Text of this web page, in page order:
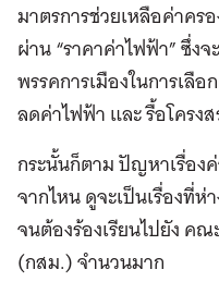
มาตรการช่วยเหลือค่าคร
ผ่าน “ราคาค่าไฟฟ้า” ซึ่ง
พรรคการเมืองในการเลื
ลดค่าไฟฟ้า และ รื้อโครง
กระนั้นก็ตาม ปัญหาเรื่อง
จากไหน ดูจะเป็นเรื่องที่ห่
จนต้องร้องเรียนไปยัง ค
(กสม.) จำนวนมาก